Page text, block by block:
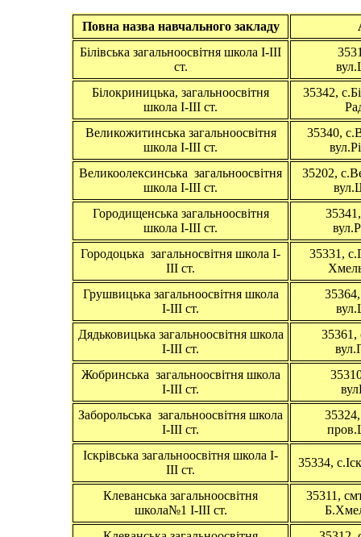
Повна назва навчального закладу
Білівська загальноосвітня школа І-ІІІ
ст.
Білокриницька, загальноосвітня
школа І-ІІІ ст.
35342,
Великожитинська загальноосвітня
школа І-ІІІ ст.
35340,
Великоолексинська загальноосвітня
школа І-ІІІ ст.
35202,
Городищенська загальноосвітня
школа І-ІІІ ст.
Городоцька загальносвітня школа І-
ІІІ ст.
35331,
Грушвицька загальноосвітня школа
І-ІІІ ст.
Дядьковицька загальноосвітня школа
І-ІІІ ст.
35361,
Жобринська загальноосвітня школа
І-ІІІ ст.
Заборольська загальноосвітня школа
І-ІІІ ст.
Іскрівська загальноосвітня школа І-
ІІІ ст.
35334,
Клеванська загальноосвітня
школа№1 І-ІІІ ст.
35311,